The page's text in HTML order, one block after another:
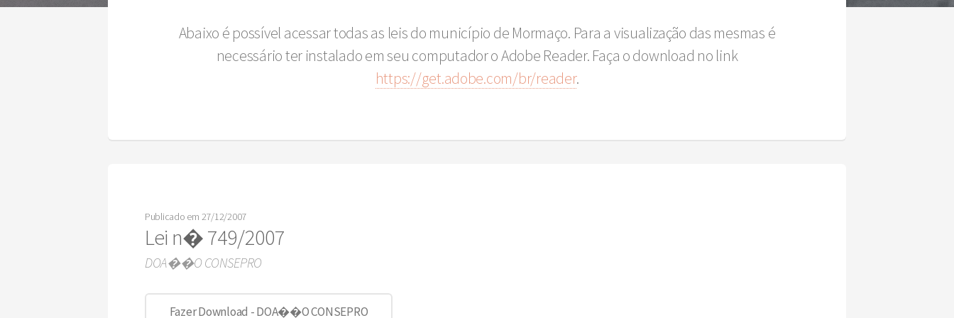
Abaixo é possível acessar todas as leis do município de Mormaço. Para a visualização das mesmas é
necessário ter instalado em seu computador o Adobe Reader. Faça o download no link
https://get.adobe.com/br/reader.
Publicado em 27/12/2007
Lei n� 749/2007
DOA��O CONSEPRO
Fazer Download - DOA��O CONSEPRO